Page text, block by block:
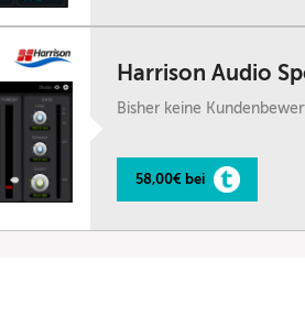
Harrison Audio
Bisher keine
58,00€ bei